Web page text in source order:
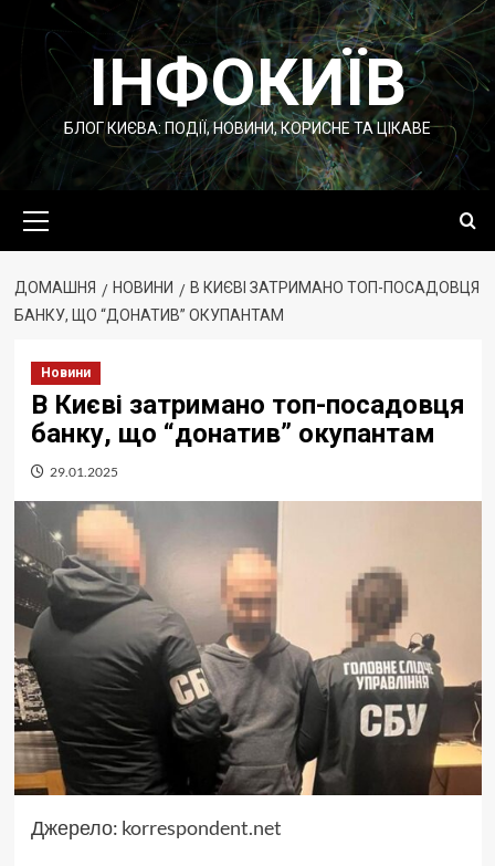
Перейти
ІНФОКИЇВ
БЛОГ КИЄВА: ПОДІЇ, НОВИНИ, КОРИСНЕ ТА ЦІКАВЕ
меню
ДОМАШНЯ НОВИНИ
В КИЄВІ ЗАТРИМАНО ТОП-ПОСАДОВЦЯ
БАНКУ, ЩО “ДОНАТИВ” ОКУПАНТАМ
Новини
В Києві затримано топ-посадовця
банку, що “донатив” окупантам
29.01.2025
Джерело: korrespondent.net